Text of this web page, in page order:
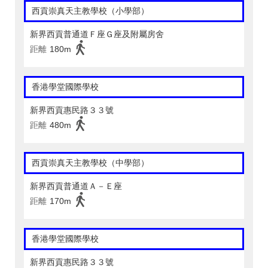
西貢崇真天主教學校（小學部）
新界西貢普通道Ｆ座Ｇ座及附屬房舍
距離 180m
香港學堂國際學校
新界西貢惠民路３３號
距離 480m
西貢崇真天主教學校（中學部）
新界西貢普通道Ａ－Ｅ座
距離 170m
香港學堂國際學校
新界西貢惠民路３３號